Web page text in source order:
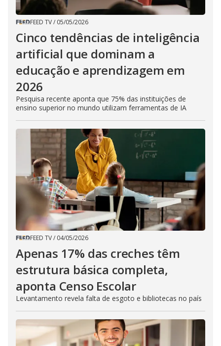
FEED TV/ 05/05/2026
Cinco tendências de inteligência
artificial que dominam a
educação e aprendizagem em
2026
Pesquisa recente aponta que 75% das instituições de
ensino superior no mundo utilizam ferramentas de IA
FEED TV/ 04/05/2026
Apenas 17% das creches têm
estrutura básica completa,
aponta Censo Escolar
Levantamento revela falta de esgoto e bibliotecas no país